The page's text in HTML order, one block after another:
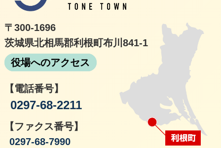
〒300-1696
茨城県北相馬郡利根町布川841-1
役場へのアクセス
【電話番号】
0297-68-2211
【ファクス番号】
0297-68-7990